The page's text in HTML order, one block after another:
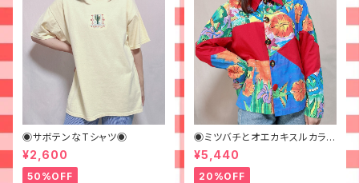
◉サボテンなTシャツ◉
¥2,600
50%OFF
◉ミツバチとオエカキスルカラフ
ルペイントなジャケット◉
¥5,440
20%OFF